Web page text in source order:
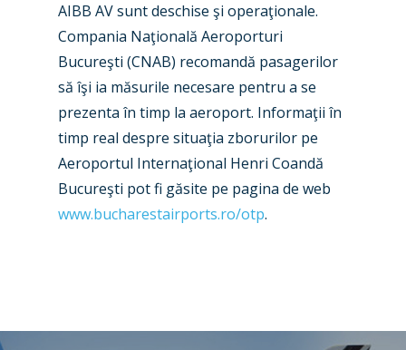
AIBB AV sunt deschise şi operaţionale.
Compania Naţională Aeroporturi
Bucureşti (CNAB) recomandă pasagerilor
să îşi ia măsurile necesare pentru a se
prezenta în timp la aeroport. Informaţii în
timp real despre situaţia zborurilor pe
Aeroportul Internaţional Henri Coandă
Bucureşti pot fi găsite pe pagina de web
www.bucharestairports.ro/otp.
Accidents / Incidents
Airshows
Dubai 2025
Paris 2025
Farnborough 2024
Paris 2023
Farnborough 2022
Business Jets
Military
Trip Reports
Marketplace
Jobs